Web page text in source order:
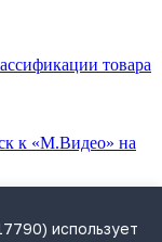
товара
к «М.Видео» на
использует